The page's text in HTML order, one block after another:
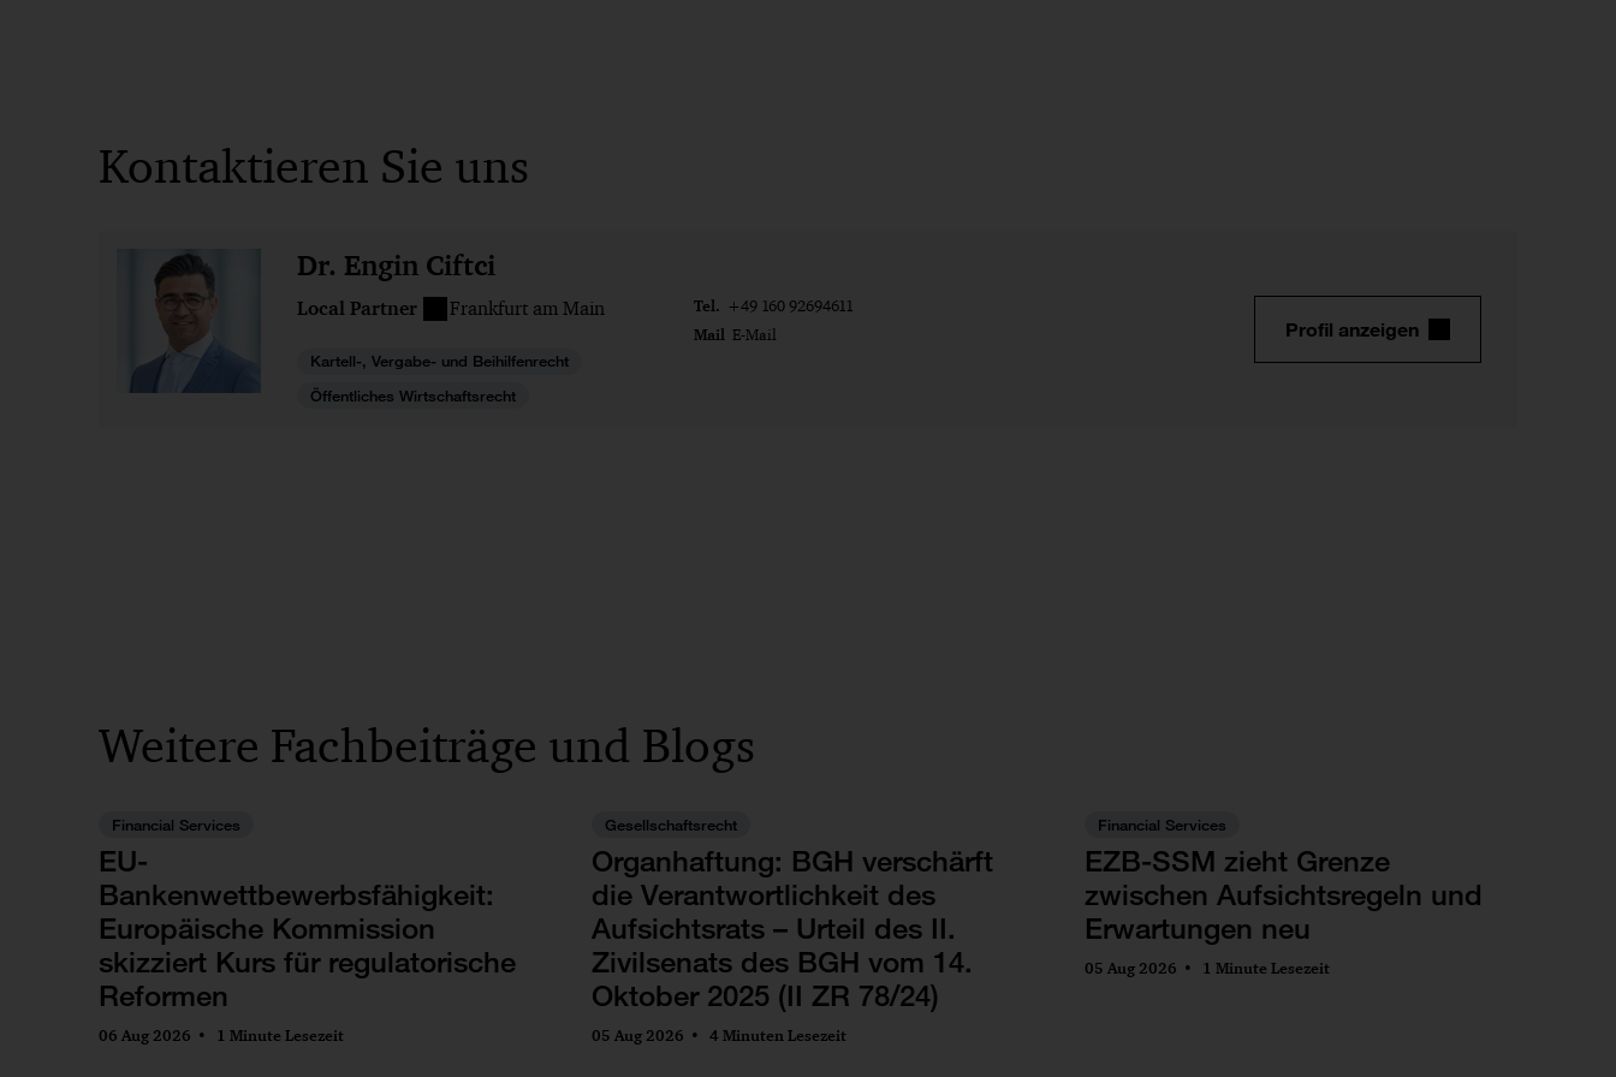
Kontaktieren Sie uns
Dr. Engin Ciftci
Local Partner Frankfurt am Main Tel. +49 160 92694611
Mail E-Mail
Kartell-, Vergabe- und Beihilfenrecht
Öffentliches Wirtschaftsrecht
Profil anzeigen
Weitere Fachbeiträge und Blogs
Financial Services
EU-
Bankenwettbewerbsfähigkeit:
Europäische Kommission
skizziert Kurs für regulatorische
Reformen
06 Aug 2026 1 Minute Lesezeit
Gesellschaftsrecht
Organhaftung: BGH verschärft
die Verantwortlichkeit des
Aufsichtsrats – Urteil des II.
Zivilsenats des BGH vom 14.
Oktober 2025 (II ZR 78/24)
05 Aug 2026 4 Minuten Lesezeit
Financial Services
EZB-SSM zieht Grenze
zwischen Aufsichtsregeln und
Erwartungen neu
05 Aug 2026 1 Minute Lesezeit